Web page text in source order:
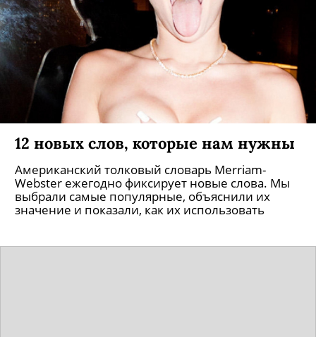
12 новых слов, которые нам нужны
Американский толковый словарь Merriam-
Webster ежегодно фиксирует новые слова. Мы
выбрали самые популярные, объяснили их
значение и показали, как их использовать